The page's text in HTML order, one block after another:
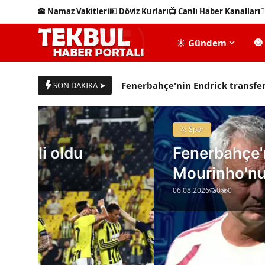
🕋 Namaz Vakitleri💵 Döviz Kurları📺 Canlı Haber Kanalları
☀️ Gündem
SON DAKİKA ➤
Fenerbahçe'nin Endrick
Zeynep Sönmez, Kanada
Cansever'in son sağlık durumu
Meltem Cumbul'u yıkan ölüm!
MASTERCHEF'TE ANA
Komşusunun şikayeti
İran kulislerini karıştıran
Son 70 yılın en güçlüsü
2 bin 100 sipariş verdi ama tek
1 milyon euroluk piyango
🥇 Spor
Fenerbahçe'nin Endrick
Mourinho'nun kararına bağlı
06.08.2026 0 0